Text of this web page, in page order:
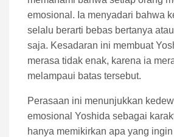
emosional. Ia menyadari bahwa
selalu berarti bebas bertanya
saja. Kesadaran ini membuat
merasa tidak enak, karena ia
melampaui batas tersebut.
Perasaan ini menunjukkan
emosional Yoshida sebagai
hanya memikirkan apa yang